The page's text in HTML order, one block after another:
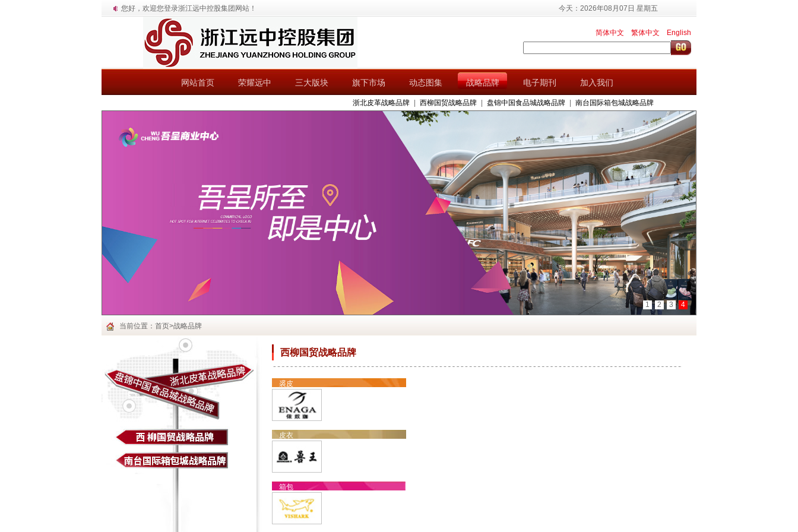
您好，欢迎您登录浙江远中控股集团网站！ 今天：2026年08月07日 星期五
简体中文 繁体中文 English
网站首页 荣耀远中 三大版块 旗下市场 动态图集 战略品牌 电子期刊 加入我们
浙北皮革战略品牌 西柳国贸战略品牌 盘锦中国食品城战略品牌 南台国际箱包城战略品牌
当前位置：首页>战略品牌
西柳国贸战略品牌
裘皮
皮衣
箱包